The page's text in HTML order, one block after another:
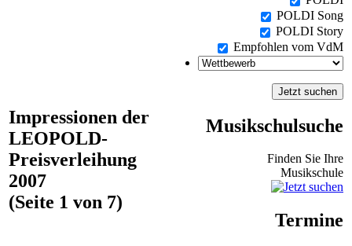
Impressionen der
LEOPOLD-
Preisverleihung
2007
(Seite 1 von 7)
POLDI Song
POLDI Story
Empfohlen vom VdM
Musikschulsuche
Finden Sie Ihre
Musikschule
Termine